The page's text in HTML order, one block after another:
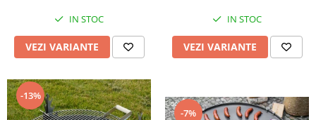
IN STOC
VEZI VARIANTE
IN STOC
VEZI VARIANTE
-13%
-7%